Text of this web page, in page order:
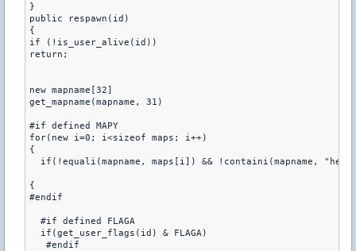
}
public respawn(id)
{
if (!is_user_alive(id))
return;
new mapname[32]
get_mapname(mapname, 31)
#if defined MAPY
for(new i=0; i<sizeof maps; i++)
{
if(!equali(mapname, maps[i]) && !containi(mapname,
{
#endif
  #if defined FLAGA
  if(get_user_flags(id) & FLAGA)
   #endif